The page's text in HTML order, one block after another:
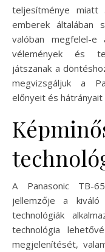
teljesítménye miatt
emberek általában
valóban megfelel-e
vélemények és
játszanak a
megvizsgáljuk a
előnyeit és hátrányait
A Panasonic TB-
jellemzője a kiváló
technológiák
technológia
megjelenítését,